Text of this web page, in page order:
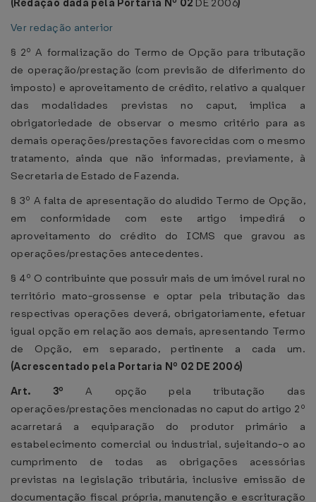
(Redação dada pela Portaria Nº 02 DE 2006)
Ver redação anterior
§ 2º A formalização do Termo de Opção para tributação
de operação/prestação (com previsão de diferimento do
imposto) e aproveitamento de crédito, relativo a qualquer
das modalidades previstas no caput, implica a
obrigatoriedade de observar o mesmo critério para as
demais operações/prestações favorecidas com o mesmo
tratamento, ainda que não informadas, previamente, à
Secretaria de Estado de Fazenda.
§ 3º A falta de apresentação do aludido Termo de Opção,
em conformidade com este artigo impedirá o
aproveitamento do crédito do ICMS que gravou as
operações/prestações antecedentes.
§ 4º O contribuinte que possuir mais de um imóvel rural no
território mato-grossense e optar pela tributação das
respectivas operações deverá, obrigatoriamente, efetuar
igual opção em relação aos demais, apresentando Termo
de Opção, em separado, pertinente a cada um.
(Acrescentado pela Portaria Nº 02 DE 2006)
Art. 3º A opção pela tributação das
operações/prestações mencionadas no caput do artigo 2º
acarretará a equiparação do produtor primário a
estabelecimento comercial ou industrial, sujeitando-o ao
cumprimento de todas as obrigações acessórias
previstas na legislação tributária, inclusive emissão de
documentação fiscal própria, manutenção e escrituração